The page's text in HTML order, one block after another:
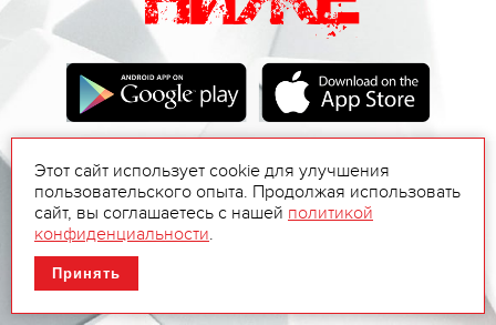
Этот сайт использует cookie для улучшения
пользовательского опыта. Продолжая использовать
сайт, вы соглашаетесь с нашей политикой
конфиденциальности.
Принять